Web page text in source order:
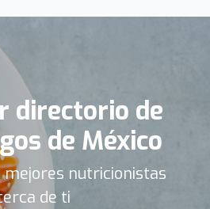
directorio de
de México
nutricionistas
de ti